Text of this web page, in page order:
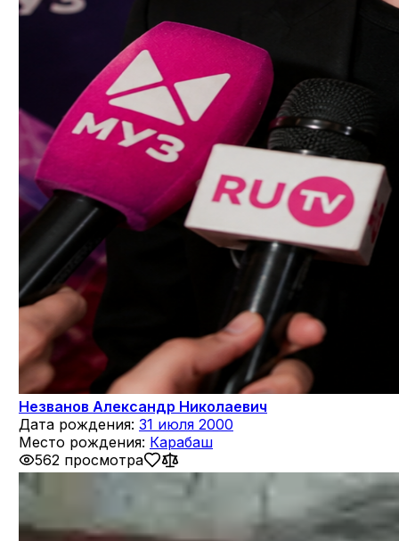
Незванов Александр Николаевич
Дата рождения: 31 июля 2000
Место рождения: Карабаш
562 просмотра